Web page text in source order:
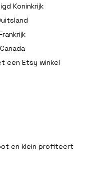
en klein profiteert
Koninkrijk
een Etsy winkel